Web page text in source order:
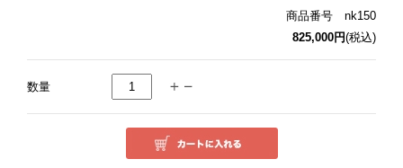
商品番号 nk150
825,000円(税込)
数量